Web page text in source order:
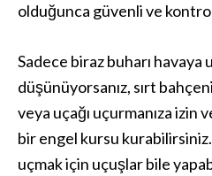
olduğunca güvenli ve
Sadece biraz buharı
düşünüyorsanız, sırt
veya uçağı uçurmanıza izin
bir engel kursu
uçmak için uçuşlar bile